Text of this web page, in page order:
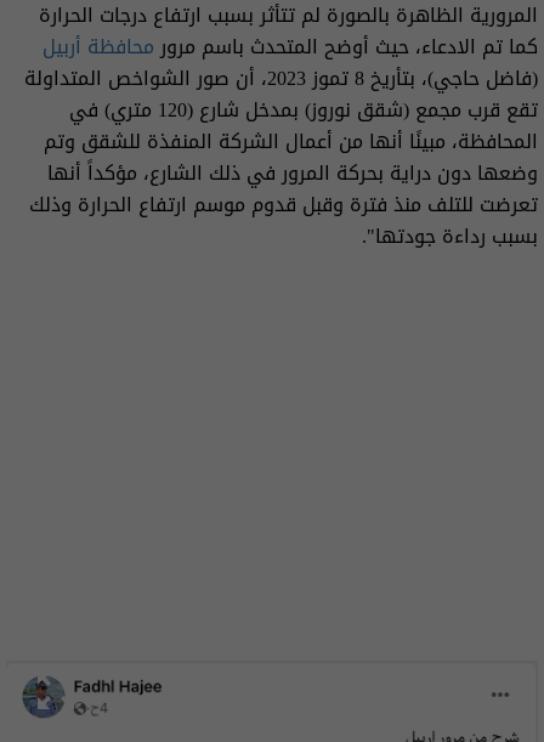
المرورية الظاهرة بالصورة لم تتأثر بسبب ارتفاع درجات الحرارة
كما تم الادعاء، حيث أوضح المتحدث باسم مرورمحافظة أربيل
(فاضل حاجي)، بتأريخ 8 تموز 2023، أن صور الشواخص المتداولة
تقع قرب مجمع (شقق نوروز) بمدخل شارع (120 متري) في
المحافظة، مبينًا أنها من أعمال الشركة المنفذة للشقق وتم
وضعها دون دراية بحركة المرور في ذلك الشارع، مؤكداً أنها
تعرضت للتلف منذ فترة وقبل قدوم موسم ارتفاع الحرارة وذلك
بسبب رداءة جودتها".